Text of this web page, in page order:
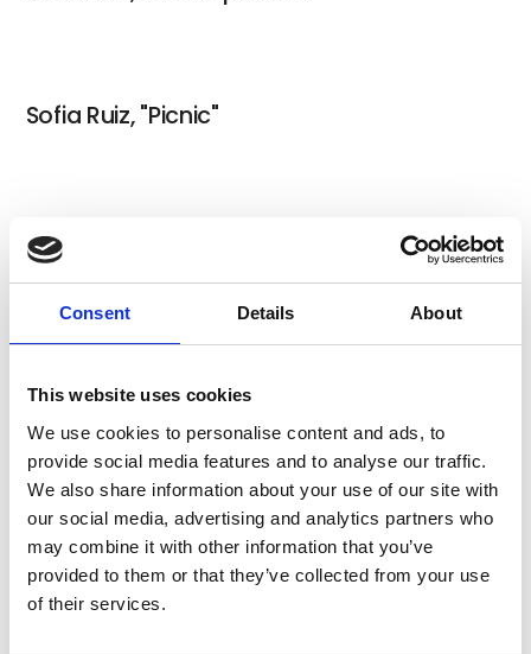
Consent Details About
This website uses cookies
We use cookies to personalise content and ads, to
provide social media features and to analyse our traffic.
We also share information about your use of our site with
our social media, advertising and analytics partners who
may combine it with other information that you’ve
provided to them or that they’ve collected from your use
of their services.
Sofia Ruiz, "Picnic"
Nick Grindrod, "Family ties"
Nick Grindrod, "Overflow"
Sofia Ruiz, "Adaptation"